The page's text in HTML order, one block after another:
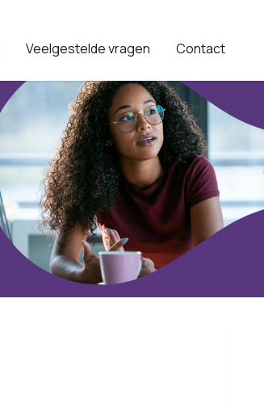
Veelgestelde vragen Contact